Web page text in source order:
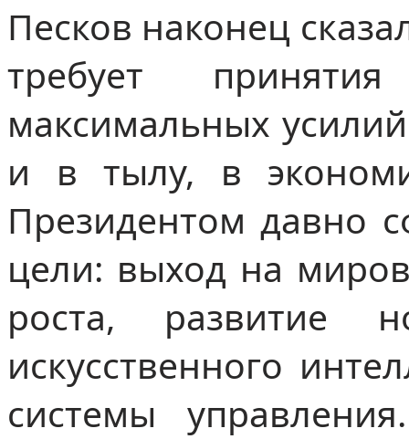
Песков наконец
требует
максимальных
и в тылу, в
Президентом давно
цели: выход на
роста, развитие
искусственного
системы